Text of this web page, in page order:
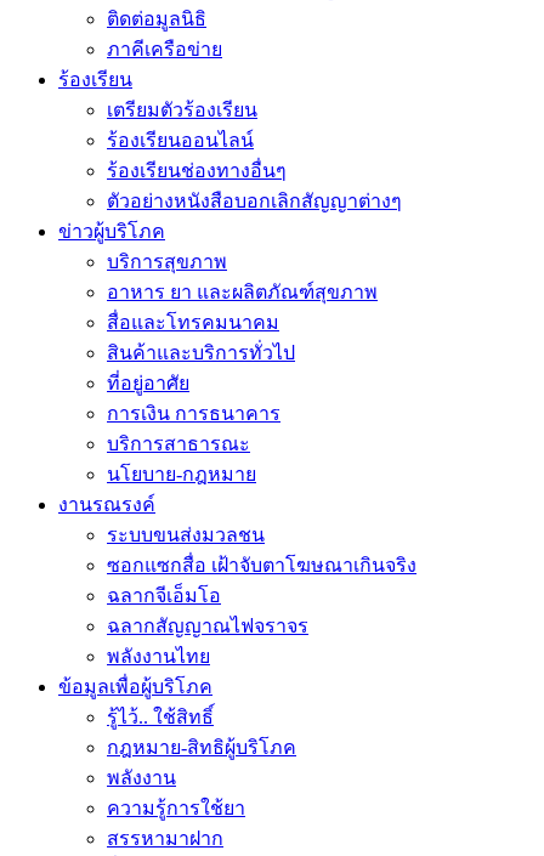
ติดต่อมูลนิธิ
ภาคีเครือข่าย
ร้องเรียน
เตรียมตัวร้องเรียน
ร้องเรียนออนไลน์
ร้องเรียนช่องทางอื่นๆ
ตัวอย่างหนังสือบอกเลิกสัญญาต่างๆ
ข่าวผู้บริโภค
บริการสุขภาพ
อาหาร ยา และผลิตภัณฑ์สุขภาพ
สื่อและโทรคมนาคม
สินค้าและบริการทั่วไป
ที่อยู่อาศัย
การเงิน การธนาคาร
บริการสาธารณะ
นโยบาย-กฎหมาย
งานรณรงค์
ระบบขนส่งมวลชน
ซอกแซกสื่อ เฝ้าจับตาโฆษณาเกินจริง
ฉลากจีเอ็มโอ
ฉลากสัญญาณไฟจราจร
พลังงานไทย
ข้อมูลเพื่อผู้บริโภค
รู้ไว้.. ใช้สิทธิ์
กฎหมาย-สิทธิผู้บริโภค
พลังงาน
ความรู้การใช้ยา
สรรหามาฝาก